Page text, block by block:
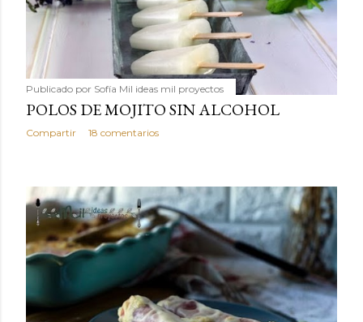
Publicado por Sofía Mil ideas mil proyectos
POLOS DE MOJITO SIN ALCOHOL
Compartir 18 comentarios